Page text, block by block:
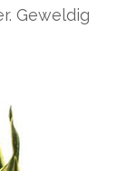
Geweldig